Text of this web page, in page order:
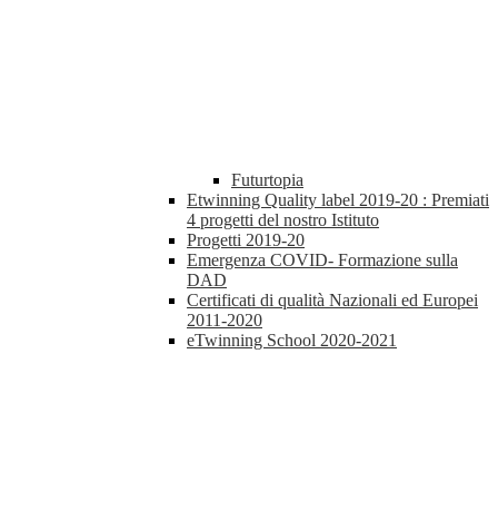
Futurtopia
Etwinning Quality label 2019-20 : Premiati
4 progetti del nostro Istituto
Progetti 2019-20
Emergenza COVID- Formazione sulla
DAD
Certificati di qualità Nazionali ed Europei
2011-2020
eTwinning School 2020-2021